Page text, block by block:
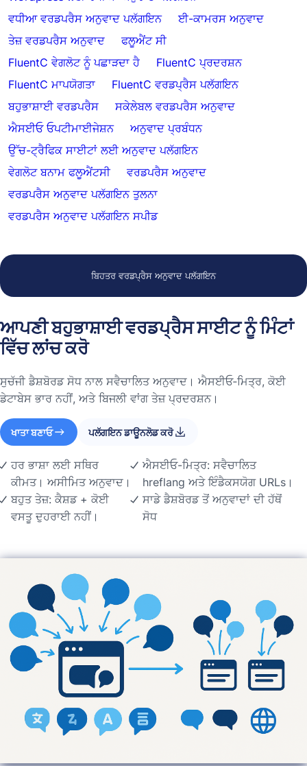
ਵਧੀਆ ਵਰਡਪਰੈਸ ਅਨੁਵਾਦ ਪਲੱਗਇਨ
ਈ-ਕਾਮਰਸ ਅਨੁਵਾਦ
ਤੇਜ਼ ਵਰਡਪਰੈਸ ਅਨੁਵਾਦ
ਫਲੂਐਂਟ ਸੀ
FluentC ਵੇਗਲੋਟ ਨੂੰ ਪਛਾੜਦਾ ਹੈ
FluentC ਪ੍ਰਦਰਸ਼ਨ
FluentC ਮਾਪਯੋਗਤਾ
FluentC ਵਰਡਪ੍ਰੈਸ ਪਲੱਗਇਨ
ਬਹੁਭਾਸ਼ਾਈ ਵਰਡਪਰੈਸ
ਸਕੇਲੇਬਲ ਵਰਡਪਰੈਸ ਅਨੁਵਾਦ
ਐਸਈਓ ਓਪਟੀਮਾਈਜੇਸ਼ਨ
ਅਨੁਵਾਦ ਪ੍ਰਬੰਧਨ
ਉੱਚ-ਟ੍ਰੈਫਿਕ ਸਾਈਟਾਂ ਲਈ ਅਨੁਵਾਦ ਪਲੱਗਇਨ
ਵੇਗਲੋਟ ਬਨਾਮ ਫਲੂਐਂਟਸੀ
ਵਰਡਪਰੈਸ ਅਨੁਵਾਦ
ਵਰਡਪਰੈਸ ਅਨੁਵਾਦ ਪਲੱਗਇਨ ਤੁਲਨਾ
ਵਰਡਪਰੈਸ ਅਨੁਵਾਦ ਪਲੱਗਇਨ ਸਪੀਡ
ਬਿਹਤਰ ਵਰਡਪ੍ਰੈਸ ਅਨੁਵਾਦ ਪਲੱਗਇਨ
ਆਪਣੀ ਬਹੁਭਾਸ਼ਾਈ ਵਰਡਪ੍ਰੈਸ ਸਾਈਟ ਨੂੰ ਮਿੰਟਾਂ
ਵਿੱਚ ਲਾਂਚ ਕਰੋ
ਸੁਚੱਜੀ ਡੈਸ਼ਬੋਰਡ ਸੋਧ ਨਾਲ ਸਵੈਚਾਲਿਤ ਅਨੁਵਾਦ। ਐਸਈਓ‑ਮਿਤ੍ਰ, ਕੋਈ
ਡੇਟਾਬੇਸ ਭਾਰ ਨਹੀਂ, ਅਤੇ ਬਿਜਲੀ ਵਾਂਗ ਤੇਜ਼ ਪ੍ਰਦਰਸ਼ਨ।
ਖਾਤਾ ਬਣਾਓ ਪਲੱਗਇਨ ਡਾਊਨਲੋਡ ਕਰੋ
ਹਰ ਭਾਸ਼ਾ ਲਈ ਸਥਿਰ
ਕੀਮਤ। ਅਸੀਮਿਤ ਅਨੁਵਾਦ।
ਬਹੁਤ ਤੇਜ਼: ਕੈਸ਼ਡ + ਕੋਈ
ਵਸਤੂ ਦੁਹਰਾਈ ਨਹੀਂ।
ਐਸਈਓ-ਮਿਤ੍ਰ: ਸਵੈਚਾਲਿਤ
hreflang ਅਤੇ ਇੰਡੈਕਸਯੋਗ URLs।
ਸਾਡੇ ਡੈਸ਼ਬੋਰਡ ਤੋਂ ਅਨੁਵਾਦਾਂ ਦੀ ਹੱਥੋਂ
ਸੋਧ